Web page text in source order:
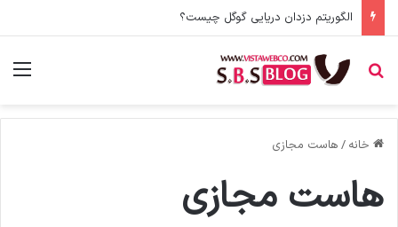
الگوریتم دزدان دریایی گوگل چیست؟
جستجو برای
خانه / هاست مجازی
هاست مجازی